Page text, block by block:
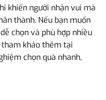
khiến người nhận vui mà
thành. Nếu bạn muốn
chọn và phù hợp nhiều
khảo thêm tại
chọn quà nhanh,